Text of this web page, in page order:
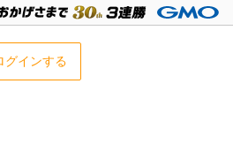
グインする